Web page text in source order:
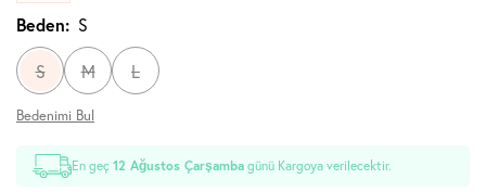
Beden: S
S M L
Bedenimi Bul
En geç12 Ağustos Çarşamba günü Kargoya verilecektir.